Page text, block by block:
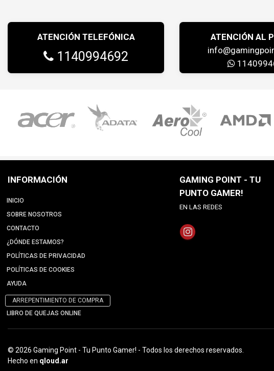
ATENCIÓN TELEFÓNICA
1140994692
ATENCIÓN AL
INFORMACIÓN
INICIO
SOBRE NOSOTROS
CONTACTO
¿DÓNDE ESTAMOS?
POLÍTICAS DE PRIVACIDAD
POLÍTICAS DE COOKIES
AYUDA
ARREPENTIMIENTO DE COMPRA
LIBRO DE QUEJAS ONLINE
GAMING POINT - TU
PUNTO GAMER!
EN LAS REDES
© 2026 Gaming Point - Tu Punto Gamer! - Todos los derechos reservados.
Hecho en qloud.ar